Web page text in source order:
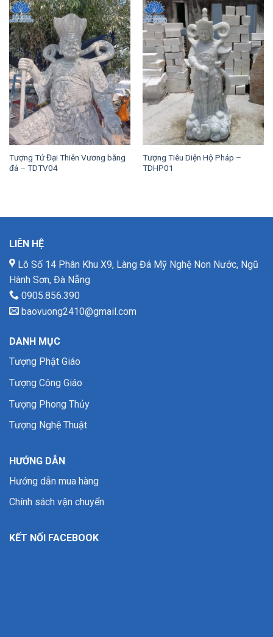
Tượng Tứ Đại Thiên Vương bằng
đá – TDTV04
Tượng Tiêu Diện Hộ Pháp –
TDHP01
LIÊN HỆ
Lô Số 14 Phân Khu X9, Làng Đá Mỹ Nghệ Non Nước, Ngũ
Hành Sơn, Đà Nẵng
0905.856.390
baovuong2410@gmail.com
DANH MỤC
Tượng Phật Giáo
Tượng Công Giáo
Tượng Phong Thủy
Tượng Nghệ Thuật
HƯỚNG DẪN
Hướng dẫn mua hàng
Chính sách vận chuyển
KẾT NỐI FACEBOOK